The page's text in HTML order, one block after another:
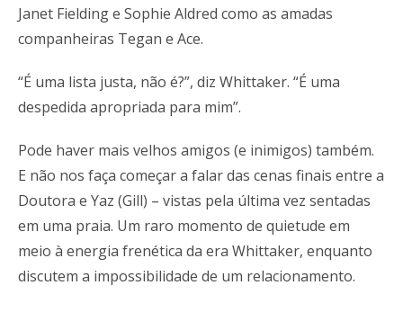
Janet Fielding e Sophie Aldred como as amadas
companheiras Tegan e Ace.
“É uma lista justa, não é?”, diz Whittaker. “É uma
despedida apropriada para mim”.
Pode haver mais velhos amigos (e inimigos) também.
E não nos faça começar a falar das cenas finais entre a
Doutora e Yaz (Gill) – vistas pela última vez sentadas
em uma praia. Um raro momento de quietude em
meio à energia frenética da era Whittaker, enquanto
discutem a impossibilidade de um relacionamento.